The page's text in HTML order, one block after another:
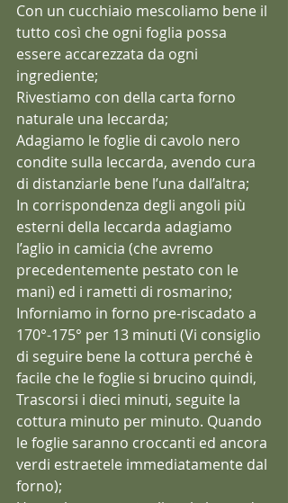
Con un cucchiaio mescoliamo bene il
tutto così che ogni foglia possa
essere accarezzata da ogni
ingrediente;
Rivestiamo con della carta forno
naturale una leccarda;
Adagiamo le foglie di cavolo nero
condite sulla leccarda, avendo cura
di distanziarle bene l’una dall’altra;
In corrispondenza degli angoli più
esterni della leccarda adagiamo
l’aglio in camicia (che avremo
precedentemente pestato con le
mani) ed i rametti di rosmarino;
Inforniamo in forno pre-riscadato a
170°-175° per 13 minuti (Vi consiglio
di seguire bene la cottura perché è
facile che le foglie si brucino quindi,
Trascorsi i dieci minuti, seguite la
cottura minuto per minuto. Quando
le foglie saranno croccanti ed ancora
verdi estraetele immediatamente dal
forno);